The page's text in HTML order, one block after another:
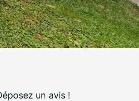
un avis !